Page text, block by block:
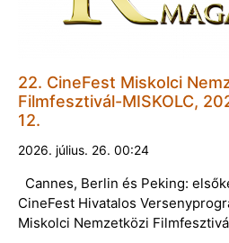
22. CineFest Miskolci
Filmfesztivál-MISKOLC,
12.
2026. július. 26. 00:24
Cannes, Berlin és Peking:
CineFest Hivatalos
Miskolci Nemzetközi